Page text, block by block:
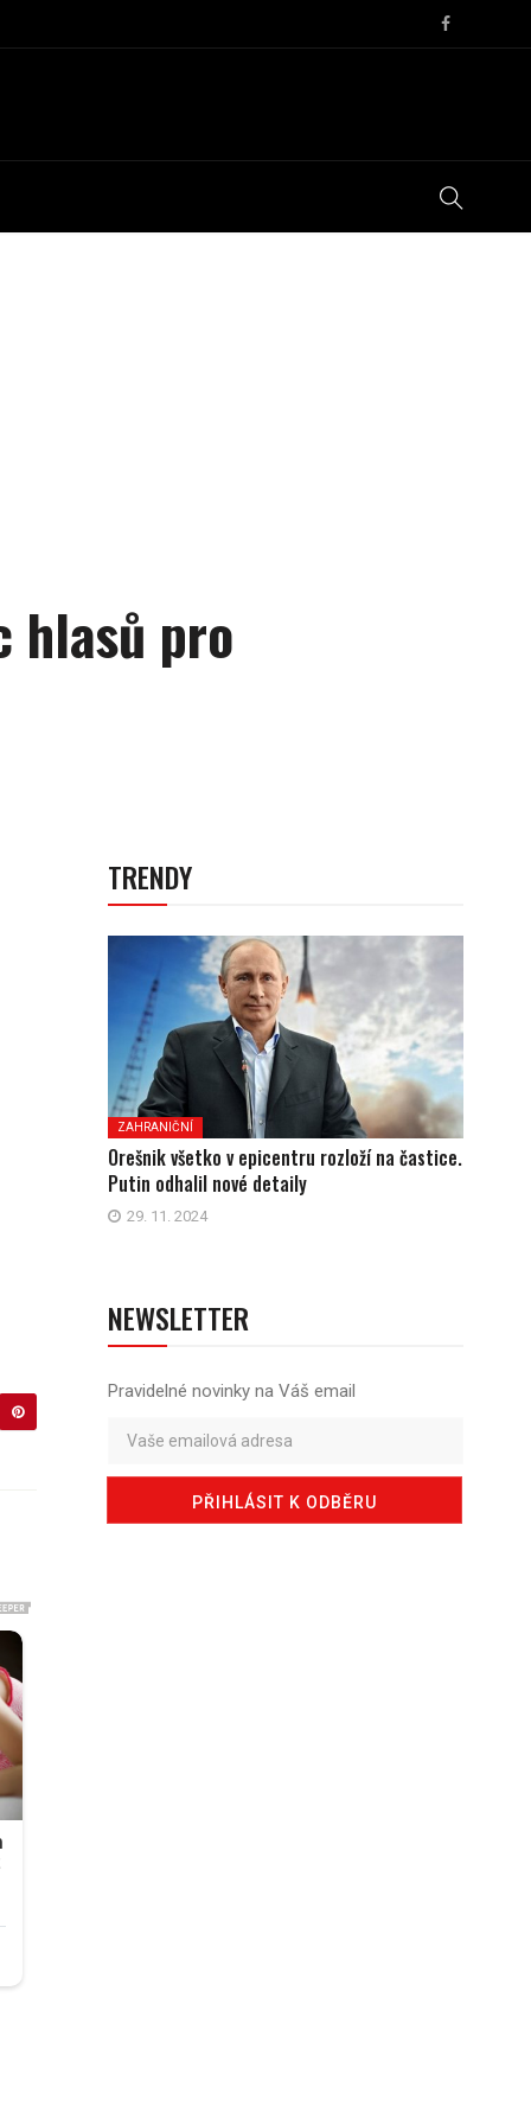
hlasů pro
TRENDY
ZAHRANIČNÍ
Orešnik všetko v epicentru rozloží na častice.
Putin odhalil nové detaily
29. 11. 2024
NEWSLETTER
Pravidelné novinky na Váš email